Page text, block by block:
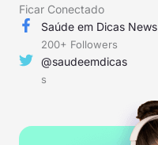
Ficar Conectado
Saúde em Dicas News
200+ Followers
@saudeemdicas
s